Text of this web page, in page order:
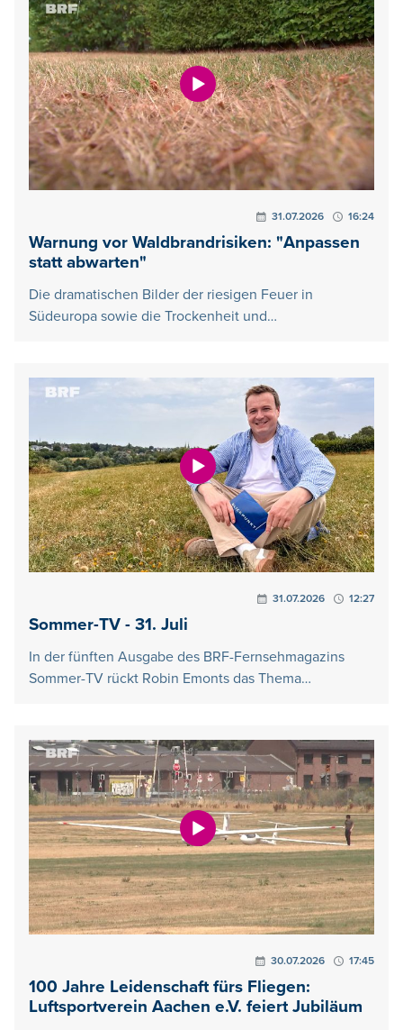
31.07.2026 16:24
Warnung vor Waldbrandrisiken: "Anpassen
statt abwarten"
Die dramatischen Bilder der riesigen Feuer in
Südeuropa sowie die Trockenheit und…
31.07.2026 12:27
Sommer-TV - 31. Juli
In der fünften Ausgabe des BRF-Fernsehmagazins
Sommer-TV rückt Robin Emonts das Thema…
30.07.2026 17:45
100 Jahre Leidenschaft fürs Fliegen:
Luftsportverein Aachen e.V. feiert Jubiläum